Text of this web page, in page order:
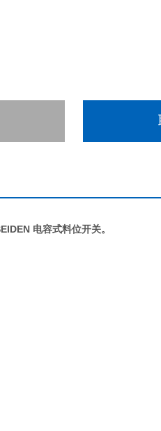
电容式料位开关。